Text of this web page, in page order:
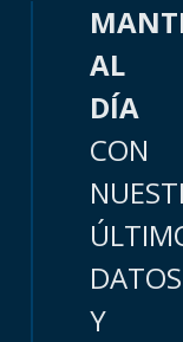
AL
DÍA
CON
DATOS
Y